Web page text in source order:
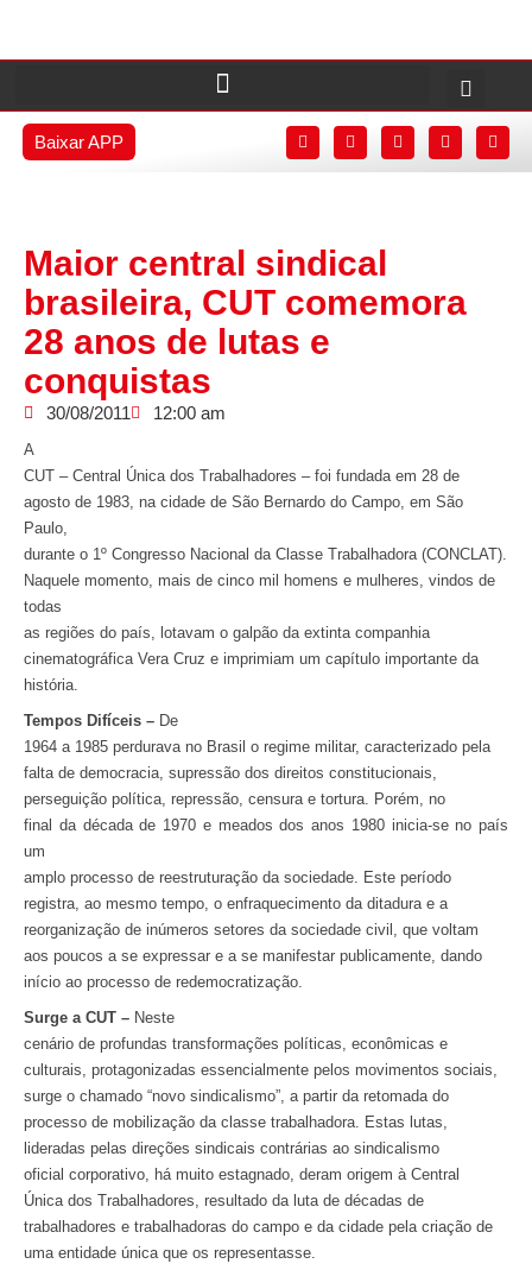
Baixar APP
Maior central sindical
brasileira, CUT comemora
28 anos de lutas e
conquistas
30/08/2011 12:00 am
A
CUT – Central Única dos Trabalhadores – foi fundada em 28 de
agosto de 1983, na cidade de São Bernardo do Campo, em São
Paulo,
durante o 1º Congresso Nacional da Classe Trabalhadora (CONCLAT).
Naquele momento, mais de cinco mil homens e mulheres, vindos de
todas
as regiões do país, lotavam o galpão da extinta companhia
cinematográfica Vera Cruz e imprimiam um capítulo importante da
história.
Tempos Difíceis – De
1964 a 1985 perdurava no Brasil o regime militar, caracterizado pela
falta de democracia, supressão dos direitos constitucionais,
perseguição política, repressão, censura e tortura. Porém, no
final da década de 1970 e meados dos anos 1980 inicia-se no país
um
amplo processo de reestruturação da sociedade. Este período
registra, ao mesmo tempo, o enfraquecimento da ditadura e a
reorganização de inúmeros setores da sociedade civil, que voltam
aos poucos a se expressar e a se manifestar publicamente, dando
início ao processo de redemocratização.
Surge a CUT – Neste
cenário de profundas transformações políticas, econômicas e
culturais, protagonizadas essencialmente pelos movimentos sociais,
surge o chamado “novo sindicalismo”, a partir da retomada do
processo de mobilização da classe trabalhadora. Estas lutas,
lideradas pelas direções sindicais contrárias ao sindicalismo
oficial corporativo, há muito estagnado, deram origem à Central
Única dos Trabalhadores, resultado da luta de décadas de
trabalhadores e trabalhadoras do campo e da cidade pela criação de
uma entidade única que os representasse.